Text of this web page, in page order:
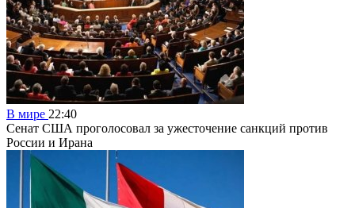
В мире 22:40
Сенат США проголосовал за ужесточение санкций против
России и Ирана